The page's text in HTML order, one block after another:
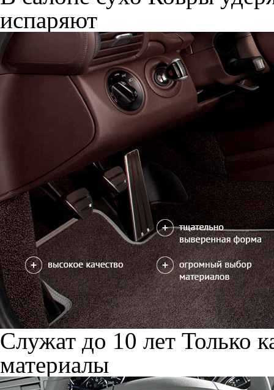
испаряют
Служат до 10 лет Только
материалы